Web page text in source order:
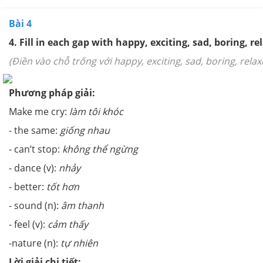
Bài 4
4. Fill in each gap with happy, exciting, sad, boring,
(Điền vào chỗ trống với happy, exciting, sad, boring,
Phương pháp giải:
Make me cry: làm tôi khóc
- the same: giống nhau
- can’t stop: không thể ngừng
- dance (v): nhảy
- better: tốt hơn
- sound (n): âm thanh
- feel (v): cảm thấy
-nature (n): tự nhiên